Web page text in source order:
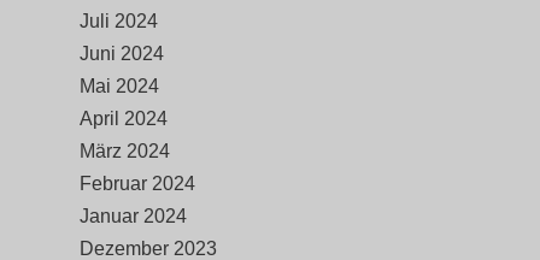
Juli 2024
Juni 2024
Mai 2024
April 2024
März 2024
Februar 2024
Januar 2024
Dezember 2023